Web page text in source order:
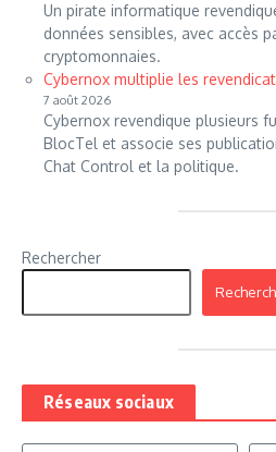
Un pirate informatique
données sensibles, avec accès
cryptomonnaies.
Cybernox multiplie les
7 août 2026
Cybernox revendique plusieurs
BlocTel et associe ses
Chat Control et la politique.
Rechercher
Réseaux sociaux